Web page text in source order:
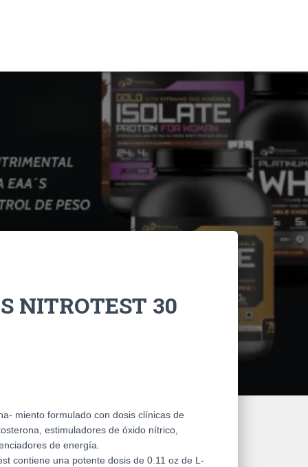
NITROTEST 30
miento formulado con dosis clínicas de
estimuladores de óxido nítrico,
de energía.
contiene una potente dosis de 0.11 oz de L-